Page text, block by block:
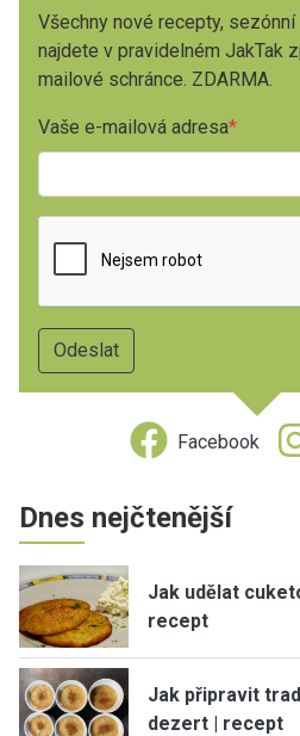
Všechny nové recepty,
najdete v pravidelném JakTak
mailové schránce. ZDARMA.
Vaše e-mailová adresa
Facebook
Dnes nejčtenější
Jak udělat
recept
Jak připravit
dezert | recept